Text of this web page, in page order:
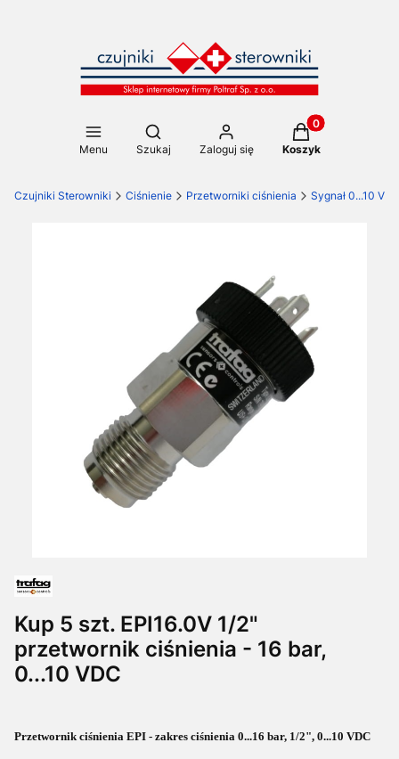
Menu
Otwórz wyszukiwarkę
Szukaj Zaloguj się
Produkty w
Koszyk
Czujniki Sterowniki Ciśnienie Przetworniki ciśnienia Sygnał 0...10 V
Kup 5 szt. EPI16.0V 1/2"
przetwornik ciśnienia - 16 bar,
0...10 VDC
Przetwornik ciśnienia EPI - zakres ciśnienia 0...16 bar, 1/2", 0...10 VDC